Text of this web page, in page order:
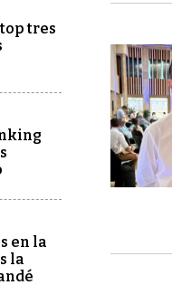
tres
en la
la